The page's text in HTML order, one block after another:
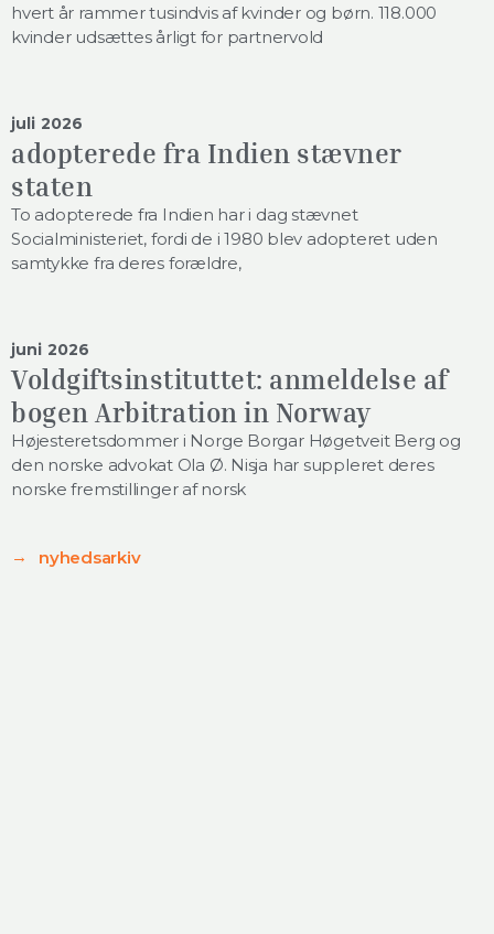
hvert år rammer tusindvis af kvinder og børn. 118.000
kvinder udsættes årligt for partnervold
juli 2026
adopterede fra Indien stævner
staten
To adopterede fra Indien har i dag stævnet
Socialministeriet, fordi de i 1980 blev adopteret uden
samtykke fra deres forældre,
juni 2026
Voldgiftsinstituttet: anmeldelse af
bogen Arbitration in Norway
Højesteretsdommer i Norge Borgar Høgetveit Berg og
den norske advokat Ola Ø. Nisja har suppleret deres
norske fremstillinger af norsk
nyhedsarkiv